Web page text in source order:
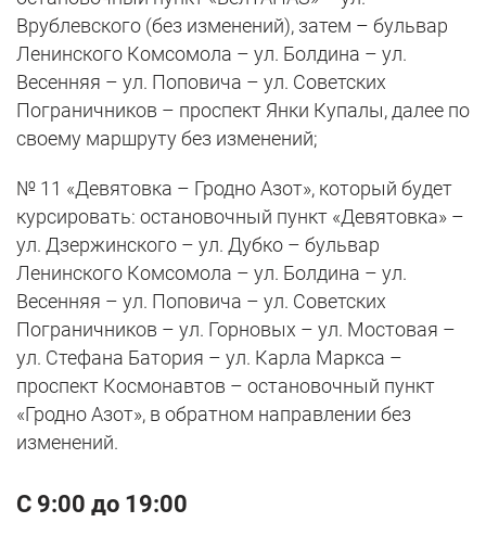
Врублевского (без изменений), затем – бульвар
Ленинского Комсомола – ул. Болдина – ул.
Весенняя – ул. Поповича – ул. Советских
Пограничников – проспект Янки Купалы, далее по
своему маршруту без изменений;
№ 11 «Девятовка – Гродно Азот», который будет
курсировать: остановочный пункт «Девятовка» –
ул. Дзержинского – ул. Дубко – бульвар
Ленинского Комсомола – ул. Болдина – ул.
Весенняя – ул. Поповича – ул. Советских
Пограничников – ул. Горновых – ул. Мостовая –
ул. Стефана Батория – ул. Карла Маркса –
проспект Космонавтов – остановочный пункт
«Гродно Азот», в обратном направлении без
изменений.
С 9:00 до 19:00